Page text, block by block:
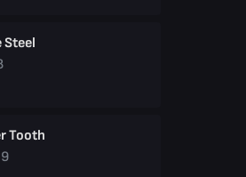
Steel
Tooth